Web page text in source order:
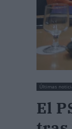
Últimas
El